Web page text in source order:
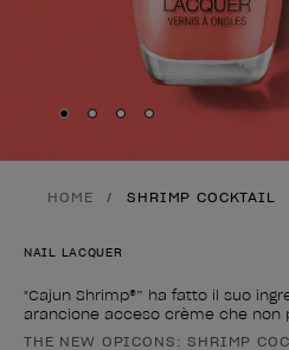
Skip to slide
Skip to slide
Skip to slide
Skip to slide
HOME SHRIMP COCKTAIL
NAIL LACQUER
"Cajun Shrimp®” ha fatto il suo
arancione acceso crème che non
Forma del prodotto
THE NEW OPICONS: SHRIMP